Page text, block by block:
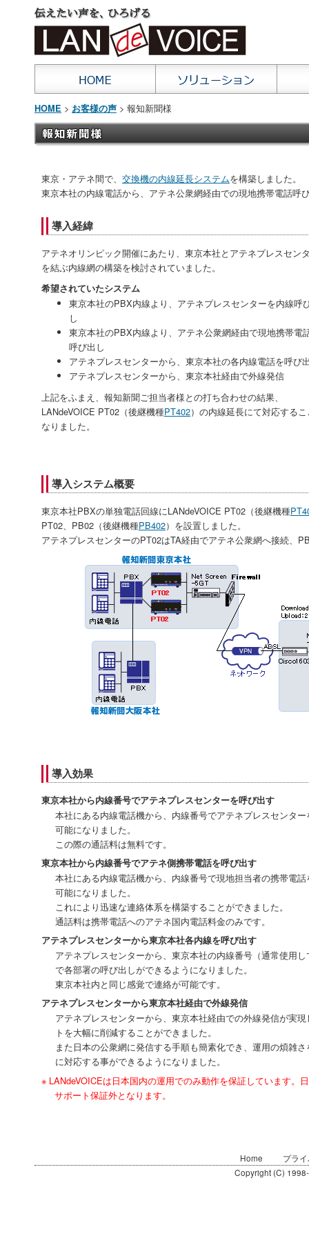
HOME > お客様の声 > 報知新聞様
東京・アテネ間で、 交換機の内線延長システムを構築しました。
東京本社の内線電話から、アテネ公衆網経由での現地携帯電話呼
導入経緯
アテネオリンピック開催にあたり、東京本社とアテネプレスセン
を結ぶ内線網の構築を検討されていました。
希望されていたシステム
東京本社のPBX内線より、アテネプレスセンターを内線呼
し
東京本社のPBX内線より、アテネ公衆網経由で現地携帯電
呼び出し
アテネプレスセンターから、東京本社の各内線電話を呼び
アテネプレスセンターから、東京本社経由で外線発信
上記をふまえ、報知新聞ご担当者様との打ち合わせの結果、
LANdeVOICE PT02（後継機種PT402）の内線延長にて対応する
なりました。
導入システム概要
東京本社PBXの単独電話回線にLANdeVOICE PT02（後継機種
PT02、PB02（後継機種PB402）を設置しました。
アテネプレスセンターのPT02はTA経由でアテネ公衆網へ接続、
導入効果
東京本社から内線番号でアテネプレスセンターを呼び出す
本社にある内線電話機から、内線番号でアテネプレスセンタ
可能になりました。
この際の通話料は無料です。
東京本社から内線番号でアテネ側携帯電話を呼び出す
本社にある内線電話機から、内線番号で現地担当者の携帯電
可能になりました。
これにより迅速な連絡体系を構築することができました。
通話料は携帯電話へのアテネ国内電話料金のみです。
アテネプレスセンターから東京本社各内線を呼び出す
アテネプレスセンターから、東京本社の内線番号（通常使用
で各部署の呼び出しができるようになりました。
東京本社内と同じ感覚で連絡が可能です。
アテネプレスセンターから東京本社経由で外線発信
アテネプレスセンターから、東京本社経由での外線発信が実
トを大幅に削減することができました。
また日本の公衆網に発信する手順も簡素化でき、運用の煩雑
に対応する事ができるようになりました。
※ LANdeVOICEは日本国内の運用でのみ動作を保証しています。
サポート保証外となります。
Home
プラ
Copyright (C)